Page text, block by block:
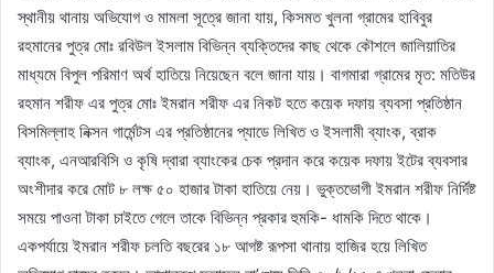
স্থানীয় থানায় অভিযোগ ও মামলা সূত্রে জানা যায়, কিসমত খুলনা গ্রামের হাবিবুর
রহমানের পুত্র মোঃ রবিউল ইসলাম বিভিন্ন ব্যক্তিদের কাছ থেকে কৌশলে জালিয়াতির
মাধ্যমে বিপুল পরিমাণ অর্থ হাতিয়ে নিয়েছেন বলে জানা যায়। বাগমারা গ্রামের মৃত: মতিউর
রহমান শরীফ এর পুত্র মোঃ ইমরান শরীফ এর নিকট হতে কয়েক দফায় ব্যবসা প্রতিষ্ঠান
বিসমিল্লাহ নিক্সন গার্মেন্টস এর প্রতিষ্ঠানের প্যাডে লিখিত ও ইসলামী ব্যাংক, ব্রাক
ব্যাংক, এনআরবিসি ও কৃষি দ্বারা ব্যাংকের চেক প্রদান করে কয়েক দফায় ইটের ব্যবসার
অংশীদার করে মোট ৮ লক্ষ ৫০ হাজার টাকা হাতিয়ে নেয়। ভুক্তভোগী ইমরান শরীফ নির্দিষ্ট
সময়ে পাওনা টাকা চাইতে গেলে তাকে বিভিন্ন প্রকার হুমকি- ধামকি দিতে থাকে।
একপর্যায়ে ইমরান শরীফ চলতি বছরের ১৮ আগষ্ট রূপসা থানায় হাজির হয়ে লিখিত